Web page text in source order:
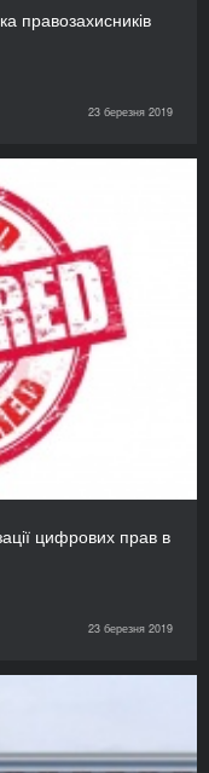
правозахисників
23 березня 2019
цифрових прав в
23 березня 2019